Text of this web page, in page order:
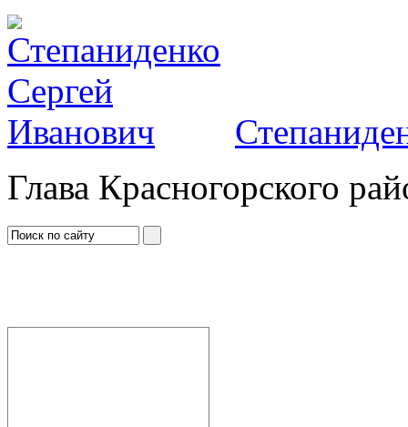
Глава Красногорского